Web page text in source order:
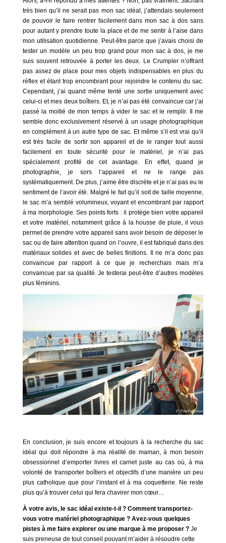
très bien qu’il ne serait pas mon sac idéal, j’attendais seulement
de pouvoir le faire rentrer facilement dans mon sac à dos sans
pour autant y prendre toute la place et de me sentir à l’aise dans
mon utilisation quotidienne. Peut-être parce que j’avais choisi de
tester un modèle un peu trop grand pour mon sac à dos, je me
suis souvent retrouvée à porter les deux. Le Crumpler n’offrant
pas assez de place pour mes objets indispensables en plus du
réflex et étant trop encombrant pour rejoindre le contenu du sac.
Cependant, j’ai quand même tenté une sortie uniquement avec
celui-ci et mes deux boîtiers. Et, je n’ai pas été convaincue car j’ai
passé la moitié de mon temps à vider le sac et le remplir. Il me
semble donc exclusivement réservé à un usage photographique
en complément à un autre type de sac. Et même s’il est vrai qu’il
est très facile de sortir son appareil et de le ranger tout aussi
facilement en toute sécurité pour le matériel, je n’ai pas
spécialement profité de cet avantage. En effet, quand je
photographie, je sors l’appareil et ne le range pas
systématiquement. De plus, j’aime être discrète et je n’ai pas eu le
sentiment de l’avoir été. Malgré le fait qu’il soit de taille moyenne,
le sac m’a semblé volumineux, voyant et encombrant par rapport
à ma morphologie. Ses points forts : il protège bien votre appareil
et votre matériel, notamment grâce à la housse de pluie, il vous
permet de prendre votre appareil sans avoir besoin de déposer le
sac ou de faire attention quand on l’ouvre, il est fabriqué dans des
matériaux solides et avec de belles finitions. Il ne m’a donc pas
convaincue par rapport à ce que je recherchais mais m’a
convaincue par sa qualité. Je testerai peut-être d’autres modèles
plus féminins.
En conclusion, je suis encore et toujours à la recherche du sac
idéal qui doit répondre à ma réalité de maman, à mon besoin
obsessionnel d’emporter livres et carnet juste au cas où, à ma
volonté de transporter boîtiers et objectifs d’une manière un peu
plus catholique que pour l’instant et à ma coquetterie. Ne reste
plus qu’à trouver celui qui fera chavirer mon cœur…
À votre avis, le sac idéal existe-t-il ? Comment transportez-
vous votre matériel photographique ? Avez-vous quelques
pistes à me faire explorer ou une marque à me proposer ?Je
suis preneuse de tout conseil pouvant m’aider à résoudre cette